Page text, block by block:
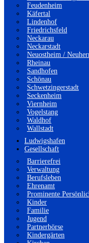
Feudenheim
Käfertal
Lindenhof
Friedrichsfeld
Neckarau
Neckarstadt
Neuostheim /
Rheinau
Sandhofen
Schönau
Schwetzingerstadt
Seckenheim
Viernheim
Vogelstang
Waldhof
Wallstadt
Ludwigshafen
Gesellschaft
Barrierefrei
Verwaltung
Berufsleben
Ehrenamt
Prominente
Kinder
Familie
Jugend
Partnerbörse
Kindergärten